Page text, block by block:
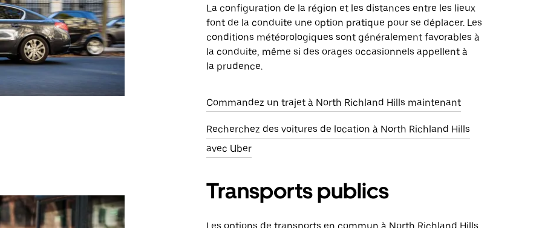
La configuration de la région et les distances entre les lieux
font de la conduite une option pratique pour se déplacer. Les
conditions météorologiques sont généralement favorables à
la conduite, même si des orages occasionnels appellent à
la prudence.
Commandez un trajet à North Richland Hills maintenant
Recherchez des voitures de location à North Richland Hills
avec Uber
Transports publics